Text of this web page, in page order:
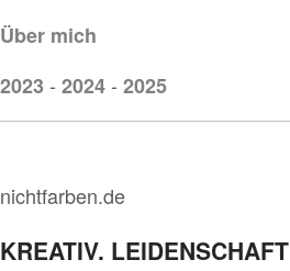
Über mich
2023- 2024- 2025
nichtfarben.de
KREATIV. LEIDENSCHAFT